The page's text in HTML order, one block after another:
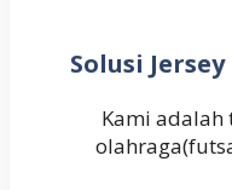
Solusi
Kami